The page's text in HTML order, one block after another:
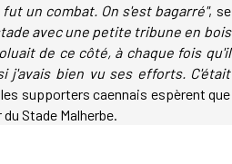
fut un combat. On s'est bagarré", se
avec une petite tribune en bois
de ce côté, à chaque fois qu'il
j'avais bien vu ses efforts. C'était
supporters caennais espèrent que
Stade Malherbe.